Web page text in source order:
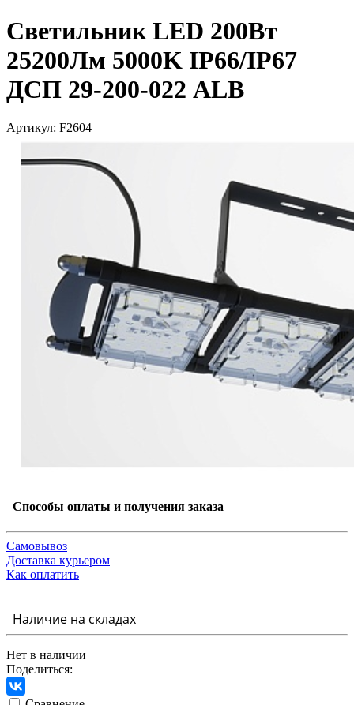
Светильник LED 200Вт
25200Лм 5000K IP66/IP67
ДСП 29-200-022 ALB
Артикул: F2604
Способы оплаты и получения заказа
Самовывоз
Доставка курьером
Как оплатить
Наличие на складах
Нет в наличии
Поделиться: